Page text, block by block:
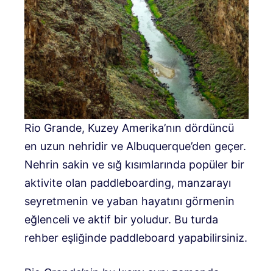
Rio Grande, Kuzey Amerika’nın dördüncü
en uzun nehridir ve Albuquerque’den geçer.
Nehrin sakin ve sığ kısımlarında popüler bir
aktivite olan paddleboarding, manzarayı
seyretmenin ve yaban hayatını görmenin
eğlenceli ve aktif bir yoludur. Bu turda
rehber eşliğinde paddleboard yapabilirsiniz.